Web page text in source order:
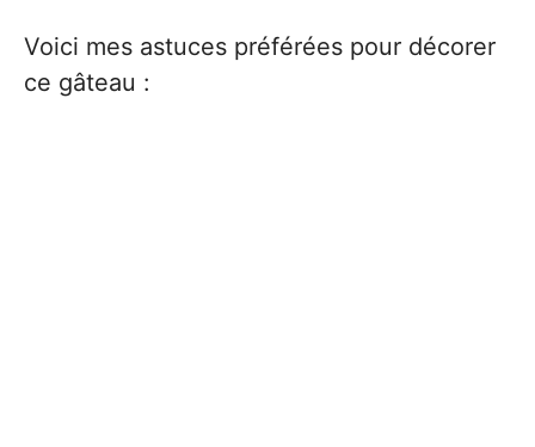
Voici mes astuces préférées pour décorer
ce gâteau :